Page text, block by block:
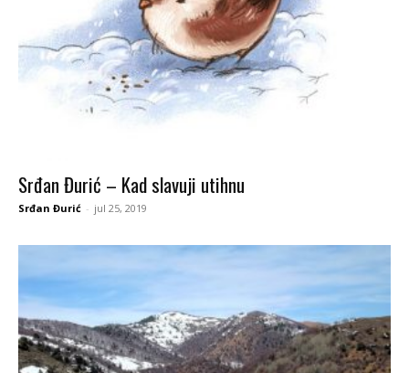
Srđan Đurić – Kad slavuji utihnu
Srđan Đurić - jul 25, 2019